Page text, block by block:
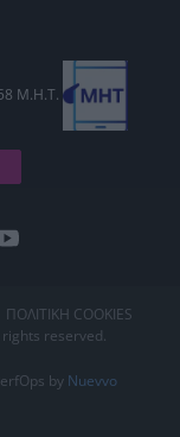
Μ.Η.Τ.
ΠΟΛΙΤΙΚΗ COOKIES
reserved.
by Nuevvo